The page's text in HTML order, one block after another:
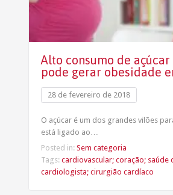
Alto consumo de
pode gerar obesidade
28 de fevereiro de 2018
O açúcar é um dos grandes vilões
está ligado ao…
Posted in: Sem categoria
Tags: cardiovascular; coração; saúde
cardiologista; cirurgião cardíaco